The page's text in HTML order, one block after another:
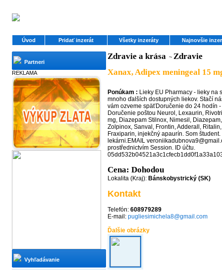
Úvod Pridať inzerát Všetky inzeráty Najnovšie
Partneri
REKLAMA
Vyhľadávanie
Zdravie a krása ~ Zdravie
Xanax, Adipex meningeal 15
Ponúkam : Lieky EU Pharmacy - lieky na
mnoho ďalších dostupných liekov. Stačí
vám ozveme späťDoručenie do 24 hodín
Doručenie poštou Neurol, Lexaurin,
mg, Diazepam Stilnox, Nimesil,
Zolpinox, Sanval, Frontin, Adderall,
Fraxiparin, injekčný apaurín. Som
lekárni.EMAIL
prostřednictvím Session. ID účtu.
Cena: Dohodou
Lokalita (Kraj): Bánskobystrický (SK)
Kontakt
Telefón: 608979289
E-mail: pugliesimichela8@gmail.com
Ďalšie obrázky